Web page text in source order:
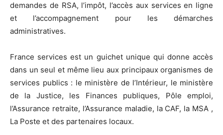
demandes de RSA, l’impôt, l’accès aux services en ligne
et l’accompagnement pour les démarches
administratives.
France services est un guichet unique qui donne accès
dans un seul et même lieu aux principaux organismes de
services publics : le ministère de l’Intérieur, le ministère
de la Justice, les Finances publiques, Pôle emploi,
l’Assurance retraite, l’Assurance maladie, la CAF, la MSA ,
La Poste et des partenaires locaux.